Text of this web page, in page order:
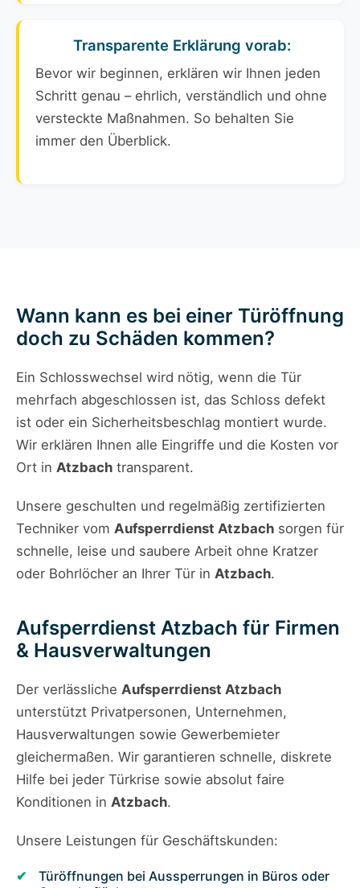
Transparente Erklärung vorab:
Bevor wir beginnen, erklären wir Ihnen jeden
Schritt genau – ehrlich, verständlich und ohne
versteckte Maßnahmen. So behalten Sie
immer den Überblick.
Wann kann es bei einer Türöffnung
doch zu Schäden kommen?
Ein Schlosswechsel wird nötig, wenn die Tür
mehrfach abgeschlossen ist, das Schloss defekt
ist oder ein Sicherheitsbeschlag montiert wurde.
Wir erklären Ihnen alle Eingriffe und die Kosten vor
Ort in Atzbach transparent.
Unsere geschulten und regelmäßig zertifizierten
Techniker vom Aufsperrdienst Atzbach sorgen für
schnelle, leise und saubere Arbeit ohne Kratzer
oder Bohrlöcher an Ihrer Tür in Atzbach.
Aufsperrdienst Atzbach für Firmen
& Hausverwaltungen
Der verlässliche Aufsperrdienst Atzbach
unterstützt Privatpersonen, Unternehmen,
Hausverwaltungen sowie Gewerbemieter
gleichermaßen. Wir garantieren schnelle, diskrete
Hilfe bei jeder Türkrise sowie absolut faire
Konditionen in Atzbach.
Unsere Leistungen für Geschäftskunden:
Türöffnungen bei Aussperrungen in Büros oder